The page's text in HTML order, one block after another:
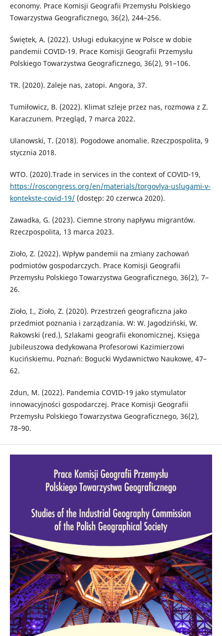
economy. Prace Komisji Geografii Przemysłu Polskiego
Towarzystwa Geograficznego, 36(2), 244–256.
Świętek, A. (2022). Usługi edukacyjne w Polsce w dobie
pandemii COVID-19. Prace Komisji Geografii Przemysłu
Polskiego Towarzystwa Geograficznego, 36(2), 91–106.
TR. (2020). Zaleje nas, zatopi. Angora, 37.
Tumiłowicz, B. (2022). Klimat szleje przez nas, rozmowa z Z.
Karaczunem. Przegląd, 7 marca 2022.
Ulanowski, T. (2018). Pogodowe anomalie. Rzeczpospolita, 9
stycznia 2018.
WTO. (2020).Trade in services in the context of COVID-19,
https://roscongress.org/en/materials/torgovlya-uslugami-v-
kontekste-covid-19/(dostęp: 20 czerwca 2020).
Zawadka, G. (2023). Ciemne strony napływu migrantów.
Rzeczpospolita, 13 marca 2023.
Zioło, Z. (2022). Wpływ pandemii na zmiany zachowań
podmiotów gospodarczych. Prace Komisji Geografii
Przemysłu Polskiego Towarzystwa Geograficznego, 36(2), 7–
26.
Zioło, I., Zioło, Z. (2020). Przestrzeń geograficzna jako
przedmiot poznania i zarządzania. W: W. Jagodziński, W.
Rakowski (red.), Szlakami geografii ekonomicznej. Księga
Jubileuszowa dedykowana Profesorowi Kazimierzowi
Kucińskiemu. Poznań: Bogucki Wydawnictwo Naukowe, 47–
62.
Zdun, M. (2022). Pandemia COVID-19 jako stymulator
innowacyjności gospodarczej. Prace Komisji Geografii
Przemysłu Polskiego Towarzystwa Geograficznego, 36(2),
78–90.